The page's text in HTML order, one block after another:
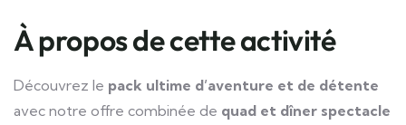
À propos de cette activité
Découvrez le pack ultime d’aventure et de détente
avec notre offre combinée de quad et dîner spectacle